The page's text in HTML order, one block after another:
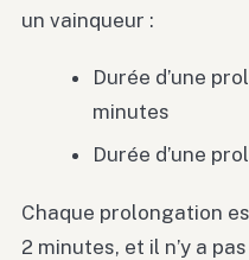
un vainqueur :
Durée d’une
minutes
Durée d’une
Chaque prolongation
2 minutes, et il n’y a